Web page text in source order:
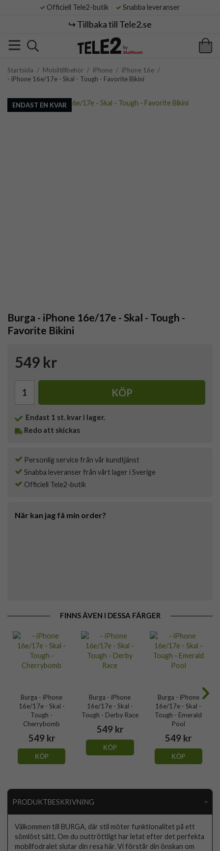
Officiell Tele2-butik Snabba leveranser
↪️ Tillbaka till Tele2.se
Startsida / Mobiltillbehör / iPhone / iPhone 16e /
- iPhone 16e/17e - Skal - Tough - Favorite Bikini
ENDAST EN KVAR
Burga - iPhone 16e/17e - Skal - Tough -
Favorite Bikini
549 kr
KÖP
Endast 1 st. kvar i lager.
Redo att skickas
Personlig service från vår kundtjänst
Snabba leveranser från vårt lager i Sverige
Officiell Tele2-butik
När kan jag få min order?
FINNS ÄVEN I DESSA FÄRGER
Burga - iPhone
16e/17e - Skal -
Tough -
Cherrybomb
549 kr
KÖP
Burga - iPhone
16e/17e - Skal -
Tough - Derby Race
549 kr
KÖP
Burga - iPhone
16e/17e - Skal -
Tough - Emerald
Pool
549 kr
KÖP
PRODUKTBESKRIVNING
Välkommen till BURGA, där stil möter funktionalitet på ett
sömlöst sätt. Om du outtröttligt har letat efter det perfekta
mobilfodralet slutar din resa här. Vi förstår din önskan om